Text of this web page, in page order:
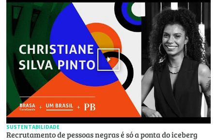
SUSTENTABILIDADE
Recrutamento de pessoas negras é só a ponta do iceberg